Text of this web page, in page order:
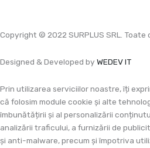
Copyright © 2022 SURPLUS SRL.
Designed & Developed by WEDEV IT
Prin utilizarea serviciilor noastre, îți
că folosim module cookie și alte
îmbunătățirii și al personalizării
analizării traficului, a furnizării de
și anti-malware, precum și împotriva